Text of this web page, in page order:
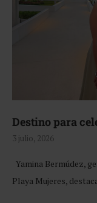
Destino para
3 julio, 2026
Yamina Bermúdez,
Playa Mujeres,